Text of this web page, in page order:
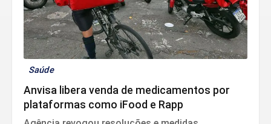
Saúde
Anvisa libera venda de medicamentos por
plataformas como iFood e Rapp